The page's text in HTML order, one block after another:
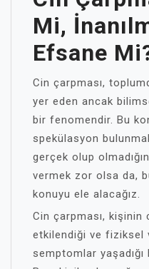
Mi,
Efsane
Cin çarpması,
yer eden ancak
bir fenomendir. Bu
spekülasyon
gerçek olup
vermek zor olsa da,
konuyu ele alacağız.
Cin çarpması, kişinin
etkilendiği ve fiziksel
semptomlar